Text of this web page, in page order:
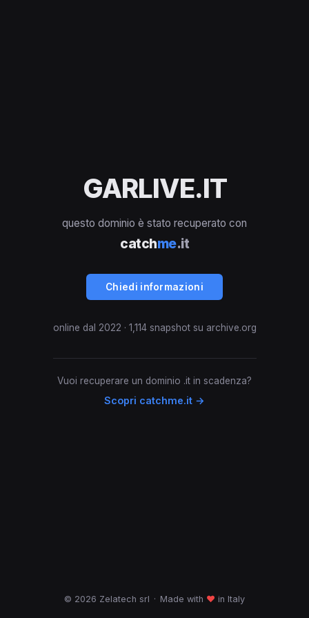
GARLIVE.IT
questo dominio è stato recuperato con
catchme.it
Chiedi informazioni
online dal 2022 · 1,114 snapshot su archive.org
Vuoi recuperare un dominio .it in scadenza?
Scopri catchme.it →
© 2026 Zelatech srl · Made with ♥ in Italy